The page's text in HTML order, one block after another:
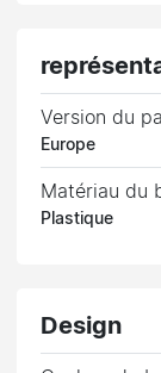
Version du
Europe
Matériau du
Plastique
Design